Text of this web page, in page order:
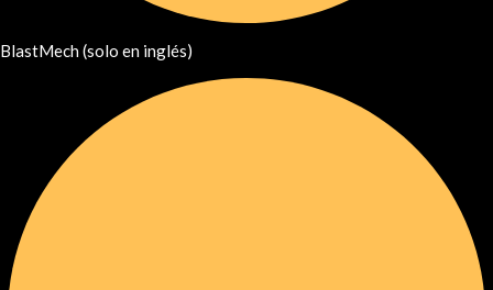
BlastMech (solo en inglés)